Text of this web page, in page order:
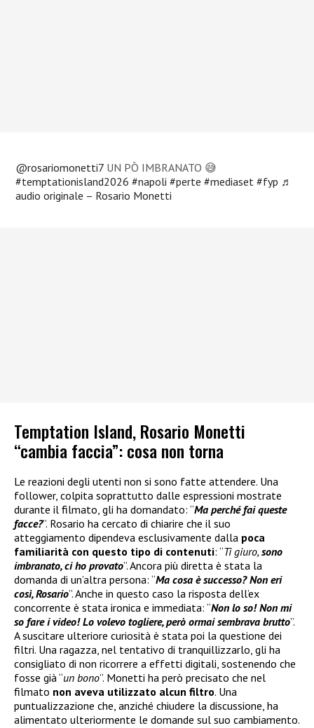
@rosariomonetti7 UN PÒ IMBRANATO 😅
#temptationisland2026 #napoli #perte #mediaset #fyp ♬
audio originale – Rosario Monetti
Temptation Island, Rosario Monetti
“cambia faccia”: cosa non torna
Le reazioni degli utenti non si sono fatte attendere. Una
follower, colpita soprattutto dalle espressioni mostrate
durante il filmato, gli ha domandato: “Ma perché fai queste
facce?”. Rosario ha cercato di chiarire che il suo
atteggiamento dipendeva esclusivamente dalla poca
familiarità con questo tipo di contenuti: “Ti giuro, sono
imbranato, ci ho provato”. Ancora più diretta è stata la
domanda di un’altra persona: “Ma cosa è successo? Non eri
così, Rosario”. Anche in questo caso la risposta dell’ex
concorrente è stata ironica e immediata: “Non lo so! Non mi
so fare i video! Lo volevo togliere, però ormai sembrava brutto”.
A suscitare ulteriore curiosità è stata poi la questione dei
filtri. Una ragazza, nel tentativo di tranquillizzarlo, gli ha
consigliato di non ricorrere a effetti digitali, sostenendo che
fosse già “un bono”. Monetti ha però precisato che nel
filmato non aveva utilizzato alcun filtro. Una
puntualizzazione che, anziché chiudere la discussione, ha
alimentato ulteriormente le domande sul suo cambiamento.